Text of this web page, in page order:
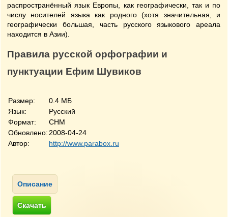
распространённый язык Европы, как географически, так и по
числу носителей языка как родного (хотя значительная, и
географически большая, часть русского языкового ареала
находится в Азии).
Правила русской орфографии и
пунктуации Ефим Шувиков
Размер:
0.4 МБ
Язык:
Русский
Формат:
CHM
Обновлено: 2008-04-24
Автор:
http://www.parabox.ru